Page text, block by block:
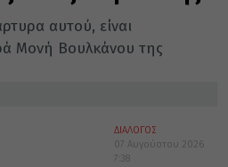
αυτού, είναι
Μονή Βουλκάνου της
ΔΙΑΛΟΓΟΣ
07 Αυγούστου 2026
7:38